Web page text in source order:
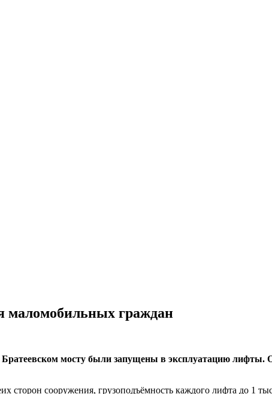
маломобильных граждан
мосту были запущены в эксплуатацию лифты.
сооружения, грузоподъёмность каждого лифта до 1